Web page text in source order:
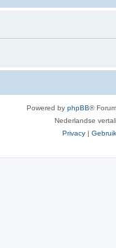
Powered by phpBB®
Nederlandse
Privacy |